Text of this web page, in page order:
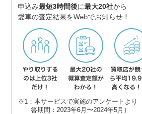
バス
申込み最短3時間後に最大20社から
愛車の査定結果をWebでお知らせ！
※1：本サービスで実施のアンケートより
答期間：2023年6月〜2024年5月）